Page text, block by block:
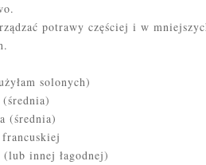
potrawy częściej i w
solonych)
(średnia)
(średnia)
(lub innej łagodnej)